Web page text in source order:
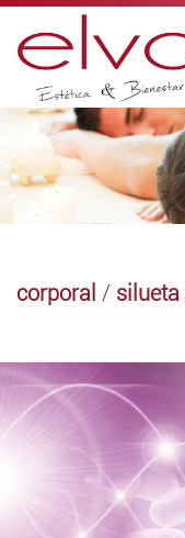
corporal / silueta